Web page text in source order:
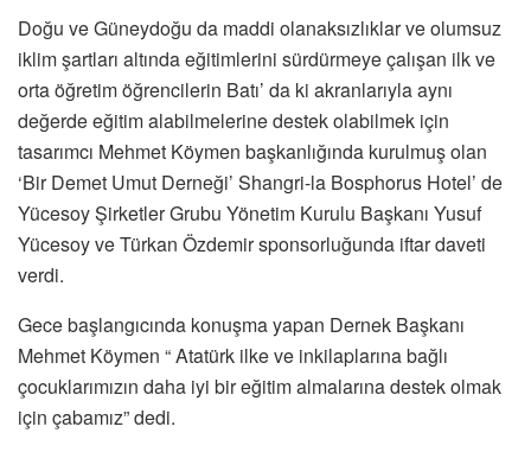
Doğu ve Güneydoğu da maddi olanaksızlıklar ve olumsuz
iklim şartları altında eğitimlerini sürdürmeye çalışan ilk ve
orta öğretim öğrencilerin Batı’ da ki akranlarıyla aynı
değerde eğitim alabilmelerine destek olabilmek için
tasarımcı Mehmet Köymen başkanlığında kurulmuş olan
‘Bir Demet Umut Derneği’ Shangri-la Bosphorus Hotel’ de
Yücesoy Şirketler Grubu Yönetim Kurulu Başkanı Yusuf
Yücesoy ve Türkan Özdemir sponsorluğunda iftar daveti
verdi.
Gece başlangıcında konuşma yapan Dernek Başkanı
Mehmet Köymen “ Atatürk ilke ve inkilaplarına bağlı
çocuklarımızın daha iyi bir eğitim almalarına destek olmak
için çabamız” dedi.